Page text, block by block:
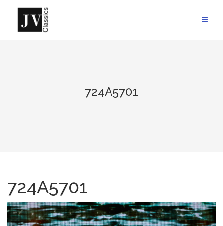
content
724A5701
724A5701